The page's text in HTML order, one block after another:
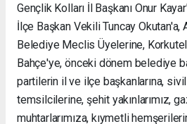
Gençlik Kolları İl Başkanı Onur
İlçe Başkan Vekili Tuncay Okutan'a,
Belediye Meclis Üyelerine,
Bahçe'ye, önceki dönem belediye
partilerin il ve ilçe başkanlarına,
temsilcilerine, şehit yakınlarımız,
muhtarlarımıza, kıymetli